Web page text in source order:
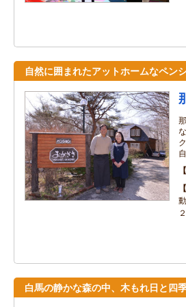
自然に囲まれたアットホームなペン
白馬の静かな森の中、木もれ日と四